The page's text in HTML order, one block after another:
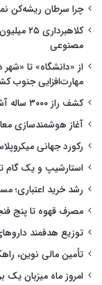
چرا سرطان ریشه‌کن
مصنوعی
از «دانشگاه» تا
مهارت‌افزایی جنوب
کشف راز ۳۰۰۰ ساله آشوریان
آغاز هوشمندسازی
رکورد جهانی
استارشیپ و یک گام
رشد خرید اعتباری؛
مصرف قهوه تا پنج
توزیع هدفمند
تأمین مالی نوین،
امروز ماه میزبان